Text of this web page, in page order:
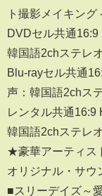
ト撮影メイキン
DVDセル共通16:9
韓国語2chステレ
Blu-rayセル共通
声：韓国語2chス
レンタル共通16:9
韓国語2chステレ
★豪華アーティス
オリジナル・サウ
■スリーデイズ～